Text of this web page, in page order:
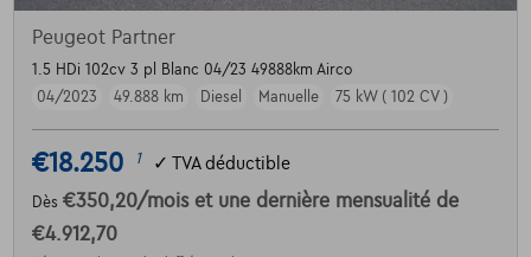
Peugeot Partner
1.5 HDi 102cv 3 pl Blanc 04/23 49888km Airco
04/2023
49.888 km Diesel Manuelle 75 kW ( 102 CV )
€18.250 1 ✓ TVA déductible
Dès €350,20/mois et une dernière mensualité de
€4.912,70